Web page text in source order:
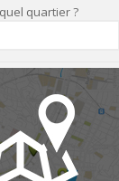
quartier ?